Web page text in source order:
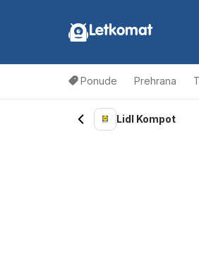
Letkomat
Ponude Prehrana
Lidl Kompot